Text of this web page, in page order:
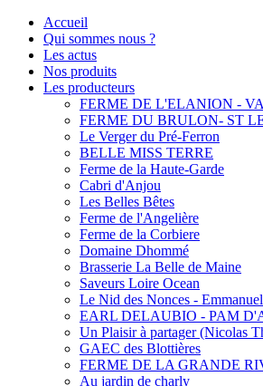
Accueil
Qui sommes nous ?
Les actus
Nos produits
Les producteurs
FERME DE L'ELANION -
FERME DU BRULON- ST
Le Verger du Pré-Ferron
BELLE MISS TERRE
Ferme de la Haute-Garde
Cabri d'Anjou
Les Belles Bêtes
Ferme de l'Angelière
Ferme de la Corbiere
Domaine Dhommé
Brasserie La Belle de Maine
Saveurs Loire Ocean
Le Nid des Nonces -
EARL DELAUBIO - PAM
Un Plaisir à partager (Nicolas
GAEC des Blottières
FERME DE LA GRANDE
Au jardin de charly